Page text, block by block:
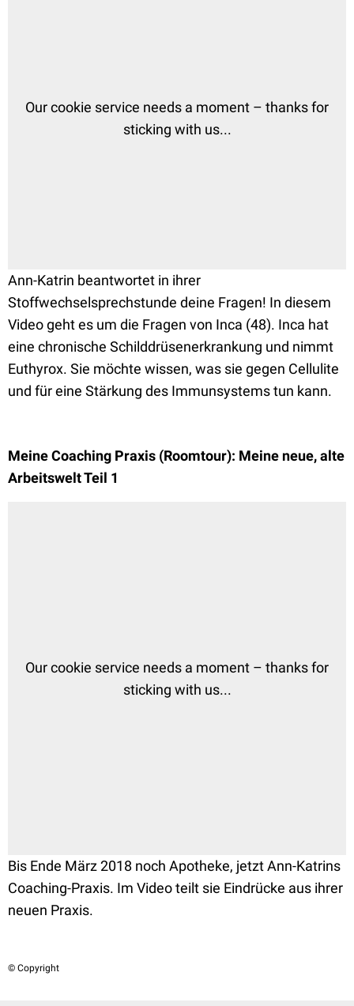
Ann-Katrin beantwortet in ihrer
Stoffwechselsprechstunde deine Fragen! In diesem
Video geht es um die Fragen von Inca (48). Inca hat
eine chronische Schilddrüsenerkrankung und nimmt
Euthyrox. Sie möchte wissen, was sie gegen Cellulite
und für eine Stärkung des Immunsystems tun kann.
Meine Coaching Praxis (Roomtour): Meine neue, alte
Arbeitswelt Teil 1
Bis Ende März 2018 noch Apotheke, jetzt Ann-Katrins
Coaching-Praxis. Im Video teilt sie Eindrücke aus ihrer
neuen Praxis.
© Copyright